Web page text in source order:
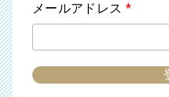
メールアドレス *